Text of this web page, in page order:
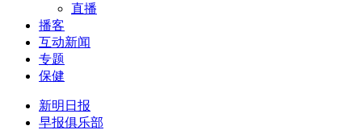
直播
播客
互动新闻
专题
保健
新明日报
早报俱乐部